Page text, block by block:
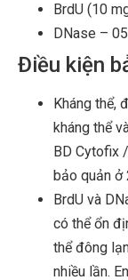
BrdU (10
DNase –
Điều kiện
Kháng thể,
kháng thể
BD Cytofix
bảo quản
BrdU và
có thể ổn
thể đông
nhiều lần.